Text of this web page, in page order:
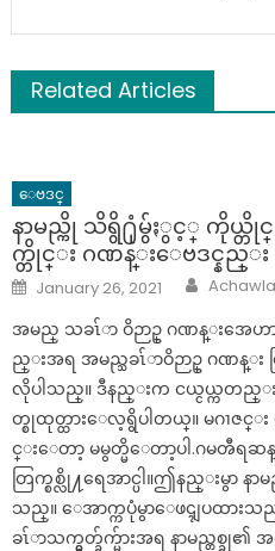
Related Articles
ေဗဒင္
နာမည္ကို သိရွိ႐ုံမွ်ႏွင့္ ကိုယ္တိုင္
က္တိုင္း ဂဏန္းေဗဒင္နည္း
Posted
on
January 26, 2021 Author
အမည္ သခၤ်ာ ဝိဉာဥ္ ဂဏန္းအေဟ
ည္းအရ အမည္သခၤ်ာဝိဉာဥ္ ဂဏန္း
လိုပါသည္။ ဒီနည္းက ငယ္ငယ္ကတည္
တ္စုထုတ္ထားေလ့ရွိပါတယ္။ မဂၢဇင္း
င္းေတာ့ မမွတ္မိေတာ့ပါ.ဂမၻီရ
တြက္စစ္လို႔ရေအာင္ပါ။ဤနည္းမွာ န
သည္။ ေအာက္ကပုံမွာေဖၚျပထား
ခၤ်ာသက္မွတ္ခ်က္မ်ားအရ နာမည္တစ္ခု၏